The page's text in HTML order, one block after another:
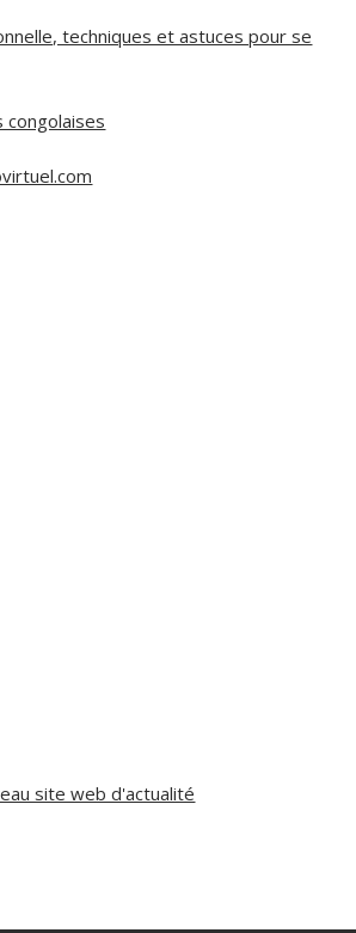
techniques et astuces pour se
site web d'actualité